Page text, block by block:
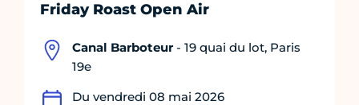
Friday Roast Open Air
Canal Barboteur- 19 quai du lot, Paris
19e
Du vendredi 08 mai 2026